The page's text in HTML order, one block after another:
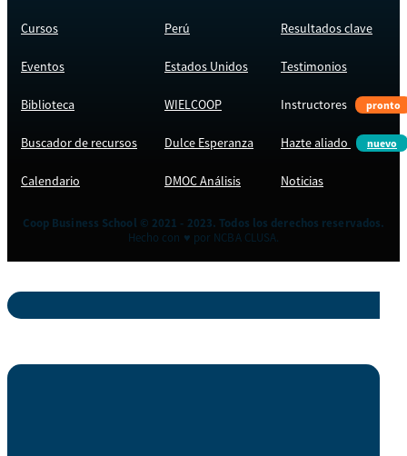
Cursos
Eventos
Biblioteca
Buscador de recursos
Calendario
Perú
Estados Unidos
WIELCOOP
Dulce Esperanza
DMOC Análisis
Resultados clave
Testimonios
Instructores pronto
Hazte aliado nuevo
Noticias
Coop Business School © 2021 - 2023. Todos los derechos reservados.
Hecho con ♥ por NCBA CLUSA.